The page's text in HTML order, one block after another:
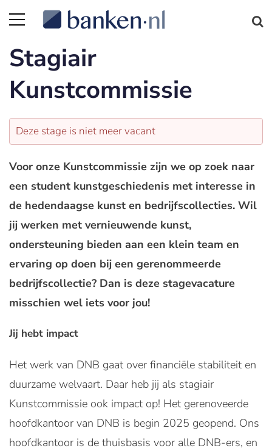
Stagiair
Kunstcommissie
Deze stage is niet meer vacant
Voor onze Kunstcommissie zijn we op zoek naar
een student kunstgeschiedenis met interesse in
de hedendaagse kunst en bedrijfscollecties. Wil
jij werken met vernieuwende kunst,
ondersteuning bieden aan een klein team en
ervaring op doen bij een gerenommeerde
bedrijfscollectie? Dan is deze stagevacature
misschien wel iets voor jou!
Jij hebt impact
Het werk van DNB gaat over financiële stabiliteit en
duurzame welvaart. Daar heb jij als stagiair
Kunstcommissie ook impact op! Het gerenoveerde
hoofdkantoor van DNB is begin 2025 geopend. Ons
hoofdkantoor is de thuisbasis voor alle DNB-ers, en